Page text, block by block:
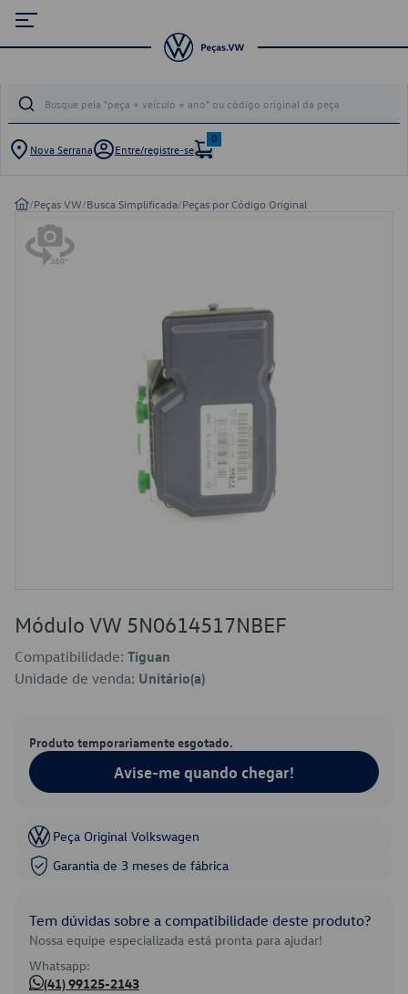
Nova Serrana Entre/registre-se
0
/Peças VW/Busca Simplificada/Peças por Código Original
Módulo VW 5N0614517NBEF
Compatibilidade: Tiguan
Unidade de venda: Unitário(a)
Produto temporariamente esgotado.
Avise-me quando chegar!
Peça Original Volkswagen
Garantia de 3 meses de fábrica
Tem dúvidas sobre a compatibilidade deste produto?
Nossa equipe especializada está pronta para ajudar!
Whatsapp:
(41) 99125-2143